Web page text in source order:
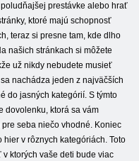
prestávke alebo hrať
ktoré majú schopnosť
teraz si presne tam, kde dlho
našich stránkach si môžete
už nikdy nebudete musieť
nachádza jeden z najväčších
do jasných kategórií. S týmto
dovolenku, ktorá sa vám
seba niečo vhodné. Koniec
v rôznych kategóriách. Toto
ktorých vaše deti bude viac